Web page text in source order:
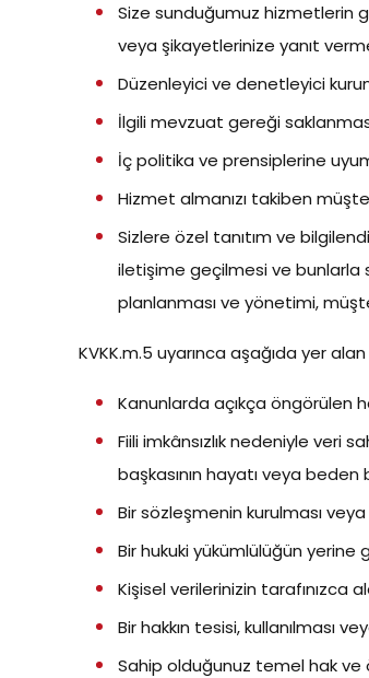
Size sunduğumuz hizmetlerin
veya şikayetlerinize yanıt
Düzenleyici ve denetleyici
İlgili mevzuat gereği
İç politika ve prensiplerine
Hizmet almanızı takiben
Sizlere özel tanıtım ve
iletişime geçilmesi ve bunlarla
planlanması ve yönetimi,
KVKK.m.5 uyarınca aşağıda yer
Kanunlarda açıkça öngörülen
Fiili imkânsızlık nedeniyle veri
başkasının hayatı veya
Bir sözleşmenin kurulması
Bir hukuki yükümlülüğün yerine
Kişisel verilerinizin tarafınızca
Bir hakkın tesisi, kullanılması
Sahip olduğunuz temel hak ve